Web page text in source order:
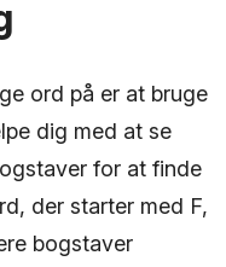
ord på er at bruge
dig med at se
for at finde
der starter med F,
bogstaver